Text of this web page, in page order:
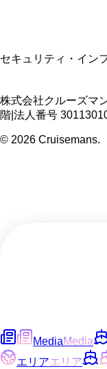
セキュリティ・イン
株式会社クルーズマ
階 法人番号
© 2026 Cruisemans.
MediaMedia
エリアエリア